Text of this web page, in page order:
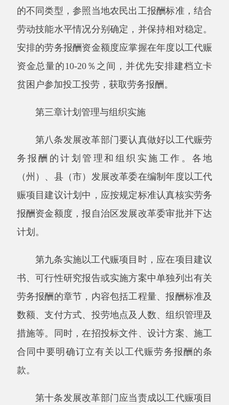
务报酬的计划管理和组织实施工作。各地
（州）、县（市）发展改革委在编制年度以工代
计划。
书、可行性研究报告或实施方案中单独列出有关
数额、支付方式、投劳地点及人数、组织管理及
措施等。同时，在招投标文件、设计方案、施工
合同中要明确订立有关以工代赈劳务报酬的条
款。
第十条发展改革部门应当责成以工代赈项目
建设单位、施工单位组织好所在地的贫困农牧民
贫困农牧民参加以工代赈项目建设。
第十一条项目建设单位或施工单位要根据
《自治区以工代赈管理办法（暂行）》和《自治
行管理规定》有关规定，严格规范以工代赈劳务
报酬的报账和发放程序。
第十二条县（市）发展改革（计划）部门要